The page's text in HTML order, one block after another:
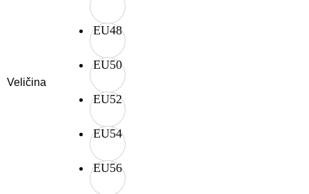
Veličina
EU48
EU50
EU52
EU54
EU56